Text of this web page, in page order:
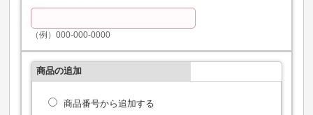
（例）000-000-0000
商品の追加
商品番号から追加する